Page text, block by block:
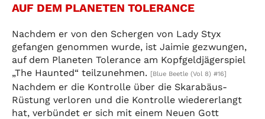
AUF DEM PLANETEN TOLERANCE
Nachdem er von den Schergen von Lady Styx
gefangen genommen wurde, ist Jaimie gezwungen,
auf dem Planeten Tolerance am Kopfgeldjägerspiel
„The Haunted“ teilzunehmen. [Blue Beetle (Vol 8) #16]
Nachdem er die Kontrolle über die Skarabäus-
Rüstung verloren und die Kontrolle wiedererlangt
hat, verbündet er sich mit einem Neuen Gott